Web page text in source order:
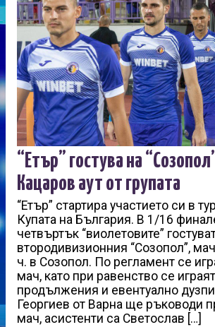
“Етър” гостува на
Кацаров аут от групата
“Етър” стартира участието си в
Купата на България. В 1/16
четвъртък “виолетовите”
втородивизионния “Созопол”,
ч. в Созопол. По регламент се
мач, като при равенство се играят
продължения и евентуално
Георгиев от Варна ще ръководи
мач, асистенти са Светослав […]